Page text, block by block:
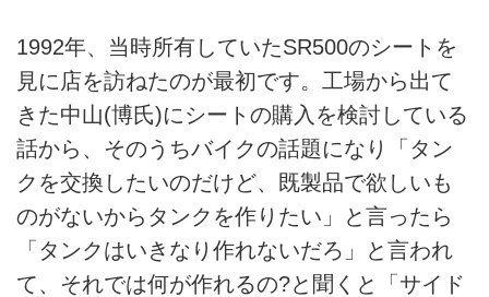
1992年、当時所有していたSR500のシートを
見に店を訪ねたのが最初です。工場から出て
きた中山(博氏)にシートの購入を検討している
話から、そのうちバイクの話題になり「タン
クを交換したいのだけど、既製品で欲しいも
のがないからタンクを作りたい」と言ったら
「タンクはいきなり作れないだろ」と言われ
て、それでは何が作れるの?と聞くと「サイド